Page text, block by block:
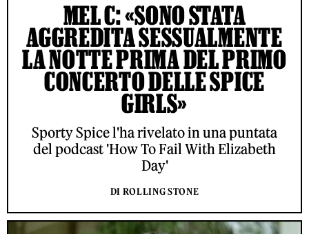
MEL C: «SONO STATA
AGGREDITA SESSUALMENTE
LA NOTTE PRIMA DEL PRIMO
CONCERTO DELLE SPICE
GIRLS»
Sporty Spice l'ha rivelato in una puntata
del podcast 'How To Fail With Elizabeth
Day'
DI ROLLING STONE